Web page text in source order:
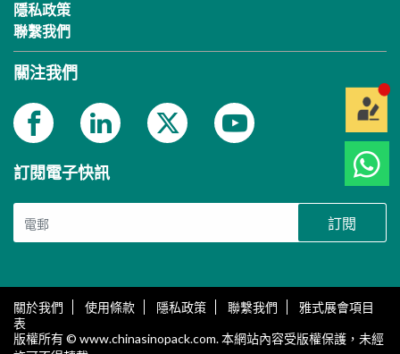
隱私政策
聯繫我們
關注我們
訂閱電子快訊
訂閱
關於我們 使用條款 隱私政策 聯繫我們
雅式展會項目
表
版權所有 © www.chinasinopack.com. 本網站內容受版權保護，未經